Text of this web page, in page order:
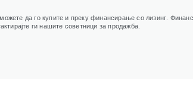
да го купите и преку финансирање со лизинг.
ги нашите советници за продажба.